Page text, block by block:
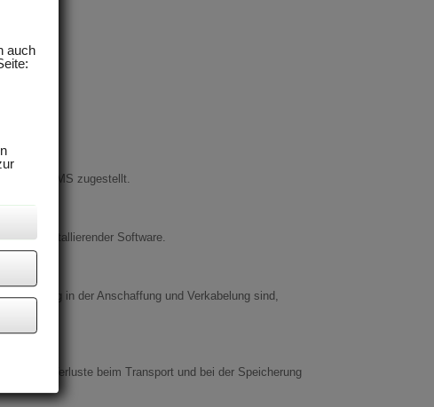
oder SMS zugestellt.
zu installierender Software.
günstig in der Anschaffung und Verkabelung sind,
Hohe Verluste beim Transport und bei der Speicherung
auch